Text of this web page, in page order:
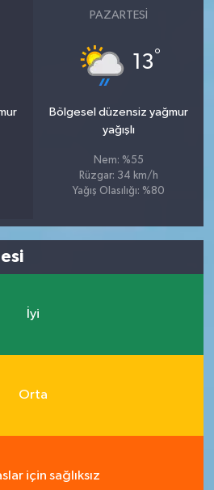
PAZARTESI
13°
Bölgesel düzensiz yağmur
yağışlı
Nem: %55
Rüzgar: 34 km/h
Yağış Olasılığı: %80
İyi
Orta
için sağlıksız